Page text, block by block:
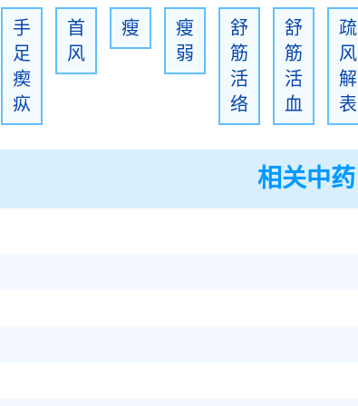
手
足
瘈
疭
首
风
瘦
瘦
弱
舒
筋
活
络
舒
筋
活
血
疏
风
解
表
相关中药